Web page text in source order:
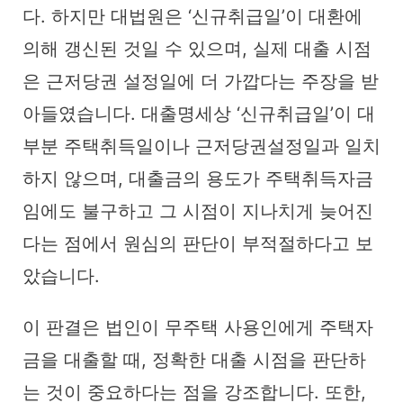
다. 하지만 대법원은 ‘신규취급일’이 대환에
의해 갱신된 것일 수 있으며, 실제 대출 시점
은 근저당권 설정일에 더 가깝다는 주장을 받
아들였습니다. 대출명세상 ‘신규취급일’이 대
부분 주택취득일이나 근저당권설정일과 일치
하지 않으며, 대출금의 용도가 주택취득자금
임에도 불구하고 그 시점이 지나치게 늦어진
다는 점에서 원심의 판단이 부적절하다고 보
았습니다.
이 판결은 법인이 무주택 사용인에게 주택자
금을 대출할 때, 정확한 대출 시점을 판단하
는 것이 중요하다는 점을 강조합니다. 또한,